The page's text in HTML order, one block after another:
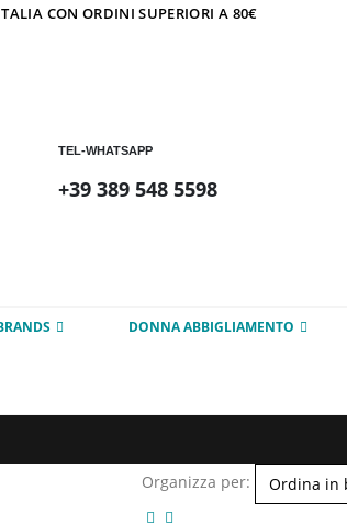
CON ORDINI SUPERIORI A 80€
TEL-WHATSAPP
+39 389 548 5598
DONNA ABBIGLIAMENTO
Organizza per: